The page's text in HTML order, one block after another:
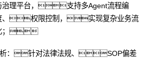
理平台，支持多Agent流程编
权限控制，实现复杂业务流
化；
析：针对法律法规、SOP偏差